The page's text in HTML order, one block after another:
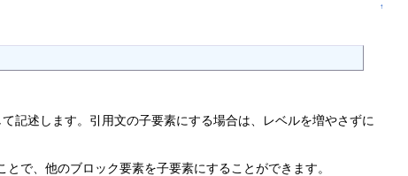
↑
記述します。引用文の子要素にする場合は、レベルを増やさずに
で、他のブロック要素を子要素にすることができます。